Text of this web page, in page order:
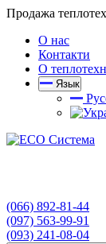
Продажа
О нас
Контакти
О
Язык
(066) 892-81-44
(097) 563-99-91
(093) 241-08-04